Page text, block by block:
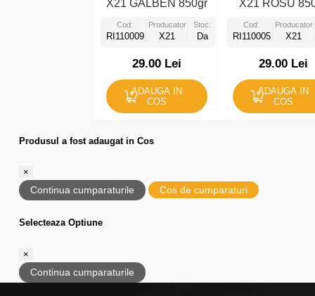
X21 GALBEN 850gr
Cod:
RI110009
Producator:
X21
Stoc:
Da
29.00 Lei
ADAUGA IN
COS
X21 ROSU
Cod:
RI110005
Producator:
X21
29.00 Lei
ADAUGA IN
COS
Produsul a fost adaugat in Cos
×
Continua cumparaturile Cos de cumparaturi
Selecteaza Optiune
×
Continua cumparaturile